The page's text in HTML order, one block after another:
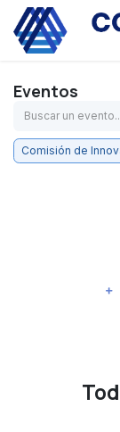
Ir al contenido
Eventos
Comisión de